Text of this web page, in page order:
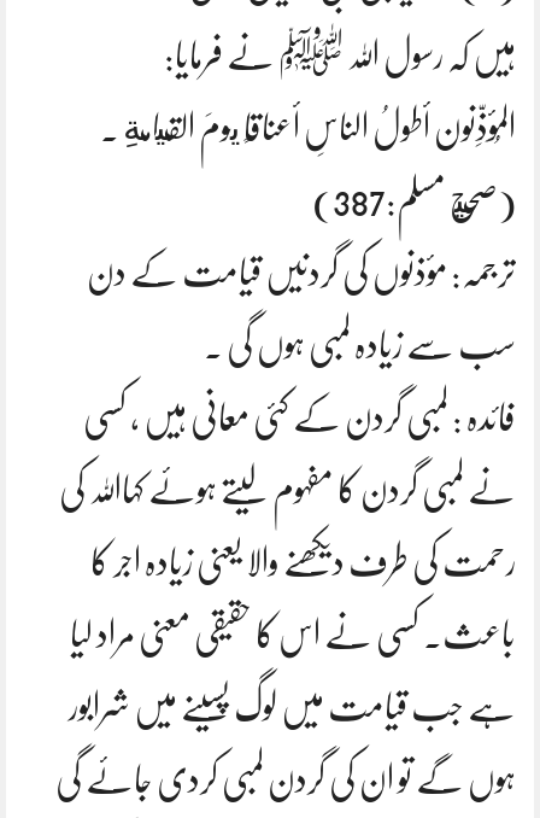
ہیں کہ رسول اللہ ﷺ نے فرمایا:
المُؤَذِّنون أطولُ الناسِ أعناقًا يومَ القيامةِ .
(صحيح مسلم:387)
ترجمہ: مؤذنوں کی گردنیں قیامت کے دن
سب سے زیادہ لمبی ہوں گی ۔
فائدہ : لمبی گردن کے کئی معانی ہیں ، کسی
نے لمبی گردن کا مفہوم لیتے ہوئے کہااللہ کی
رحمت کی طرف دیکھنے والا یعنی زیادہ اجر کا
باعث۔ کسی نے اس کا حقیقی معنی مراد لیا
ہے جب قیامت میں لوگ پسینے میں شرابور
ہوں گے تو ان کی گردن لمبی کردی جائے گی